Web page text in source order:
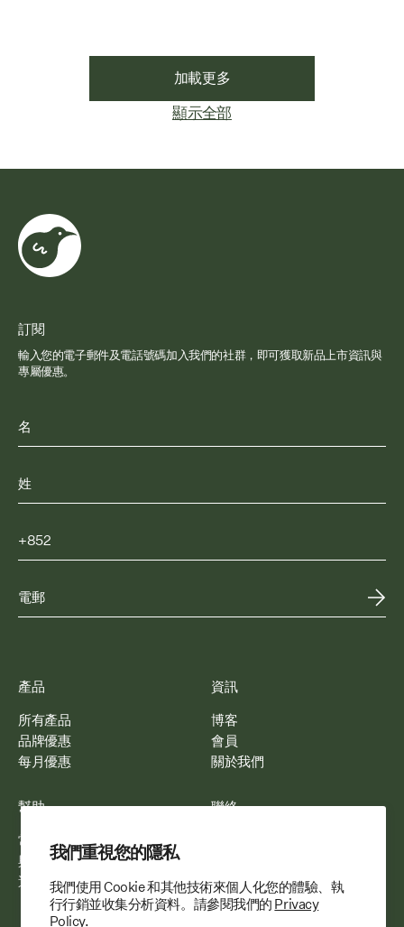
我們重視您的隱私
我們使用 Cookie 和其他技術來個人化您的體驗、執
行行銷並收集分析資料。請參閱我們的 Privacy
Policy.
加載更多
顯示全部
產品
所有產品
品牌優惠
每月優惠
資訊
博客
會員
關於我們
幫助
常見問題
與我們合作
運送與配送
聯絡
訂閱
輸入您的電子郵件及電話號碼加入我們的社群，即可獲取新品上市資訊與
專屬優惠。